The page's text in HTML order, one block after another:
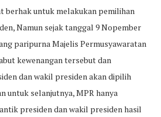
berhak untuk melakukan pemilihan
Namun sejak tanggal 9 Nopember
paripurna Majelis Permusyawaratan
kewenangan tersebut dan
dan wakil presiden akan dipilih
untuk selanjutnya, MPR hanya
presiden dan wakil presiden hasil